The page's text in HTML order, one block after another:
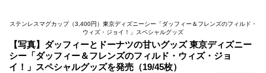
ステンレスマグカップ（3,400円）東京ディズニーシー「ダッフィー＆フレンズのフィルド・
ウィズ・ジョイ！」スペシャルグッズ
【写真】ダッフィーとドーナツの甘いグッズ 東京ディズニー
シー「ダッフィー＆フレンズのフィルド・ウィズ・ジョ
イ！」スペシャルグッズを発売（19/45枚）